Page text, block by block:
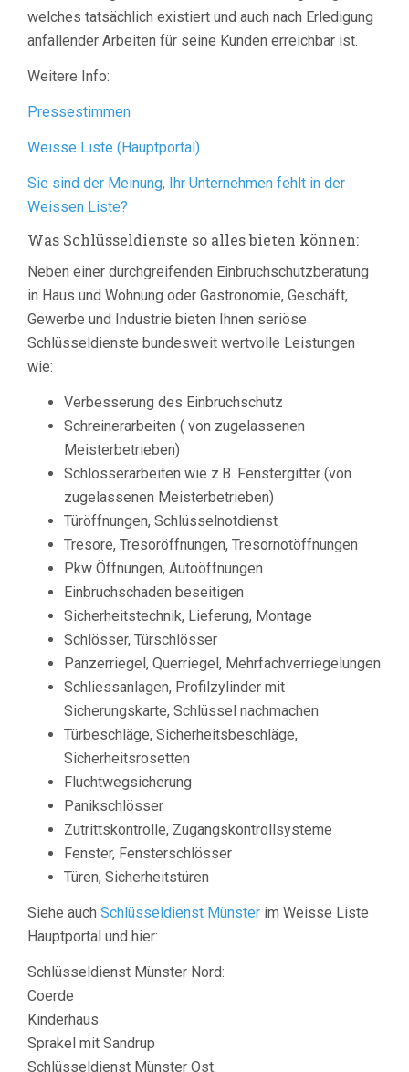
welches tatsächlich existiert und auch nach Erledigung
anfallender Arbeiten für seine Kunden erreichbar ist.
Weitere Info:
Pressestimmen
Weisse Liste (Hauptportal)
Sie sind der Meinung, Ihr Unternehmen fehlt in der
Weissen Liste?
Was Schlüsseldienste so alles bieten können:
Neben einer durchgreifenden Einbruchschutzberatung
in Haus und Wohnung oder Gastronomie, Geschäft,
Gewerbe und Industrie bieten Ihnen seriöse
Schlüsseldienste bundesweit wertvolle Leistungen
wie:
Verbesserung des Einbruchschutz
Schreinerarbeiten ( von zugelassenen
Meisterbetrieben)
Schlosserarbeiten wie z.B. Fenstergitter (von
zugelassenen Meisterbetrieben)
Türöffnungen, Schlüsselnotdienst
Tresore, Tresoröffnungen, Tresornotöffnungen
Pkw Öffnungen, Autoöffnungen
Einbruchschaden beseitigen
Sicherheitstechnik, Lieferung, Montage
Schlösser, Türschlösser
Panzerriegel, Querriegel, Mehrfachverriegelungen
Schliessanlagen, Profilzylinder mit
Sicherungskarte, Schlüssel nachmachen
Türbeschläge, Sicherheitsbeschläge,
Sicherheitsrosetten
Fluchtwegsicherung
Panikschlösser
Zutrittskontrolle, Zugangskontrollsysteme
Fenster, Fensterschlösser
Türen, Sicherheitstüren
Siehe auch Schlüsseldienst Münster im Weisse Liste
Hauptportal und hier:
Schlüsseldienst Münster Nord:
Coerde
Kinderhaus
Sprakel mit Sandrup
Schlüsseldienst Münster Ost: